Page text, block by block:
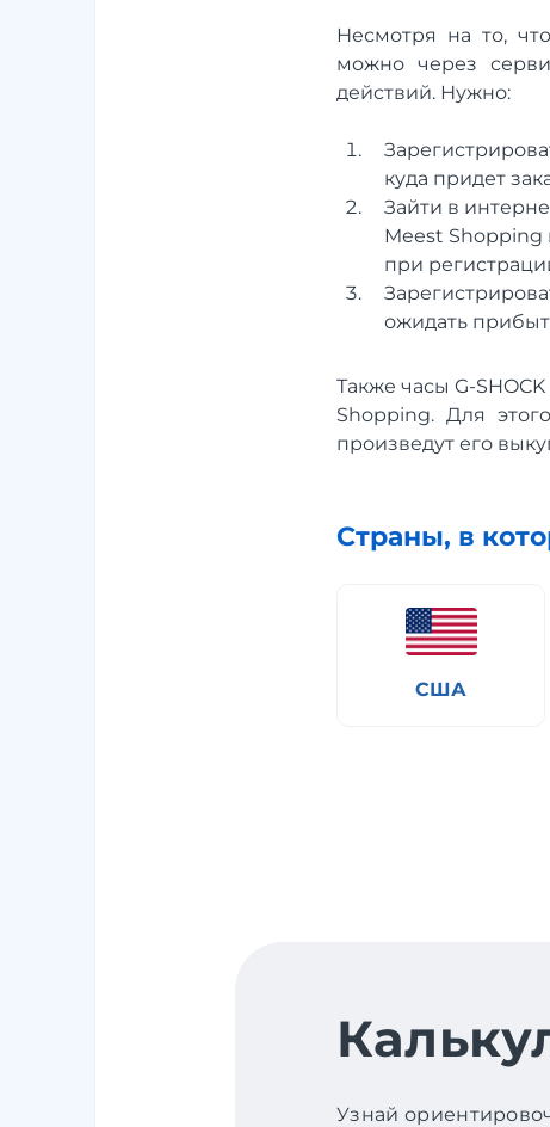
Несмотря на то,
можно через
действий. Нужно:
куда придет
Зайти в
Meest Shopping
при
ожидать
Также часы G-
Shopping. Для
произведут его
Страны, в
США
Узнай